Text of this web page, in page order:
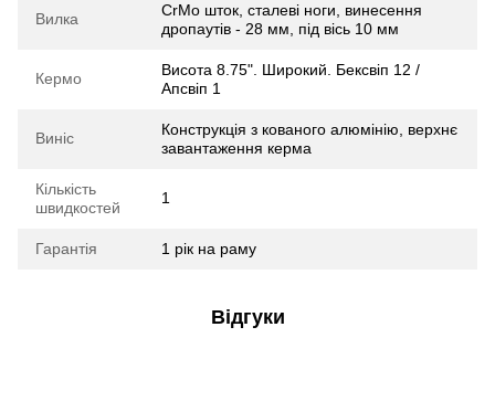
Вилка
CrMo шток, сталеві ноги, винесення
дропаутів - 28 мм, під вісь 10 мм
Кермо
Висота 8.75". Широкий. Бексвіп 12 /
Апсвіп 1
Виніс
Конструкція з кованого алюмінію, верхнє
завантаження керма
Кількість
швидкостей
1
Гарантія 1 рік на раму
Відгуки